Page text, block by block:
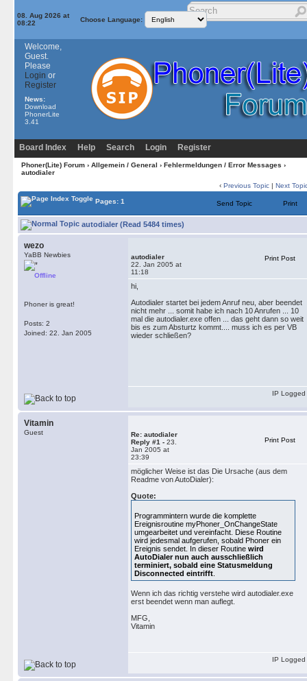
08. Aug 2026 at
08:22
Choose Language:
Welcome,
Guest.
Please
Login or
Register
News:
Download
PhonerLite
3.41
Board Index Help Search Login Register
Phoner(Lite) Forum› Allgemein / General › Fehlermeldungen / Error Messages ›
autodialer
‹ Previous Topic | Next
Pages: 1 Send Topic Print
autodialer (Read 5484 times)
wezo
YaBB Newbies
Offline
Phoner is great!
Posts: 2
Joined: 22. Jan 2005
autodialer
22. Jan 2005 at
11:18
Print Post
hi,
Autodialer startet bei jedem Anruf neu, aber beendet
nicht mehr ... somit habe ich nach 10 Anrufen ... 10
mal die autodialer.exe offen ... das geht dann so weit
bis es zum Absturtz kommt.... muss ich es per VB
wieder schließen?
IP Logged
Vitamin
Guest
Re: autodialer
Reply #1 - 23.
Jan 2005 at
23:39
Print Post
möglicher Weise ist das Die Ursache (aus dem
Readme von AutoDialer):
Quote:
Programmintern wurde die komplette
Ereignisroutine myPhoner_OnChangeState
umgearbeitet und vereinfacht. Diese Routine
wird jedesmal aufgerufen, sobald Phoner ein
Ereignis sendet. In dieser Routine wird
AutoDialer nun auch ausschließlich
terminiert, sobald eine Statusmeldung
Disconnected eintrifft
Wenn ich das richtig verstehe wird autodialer.exe
erst beendet wenn man auflegt.
MFG,
Vitamin
IP Logged